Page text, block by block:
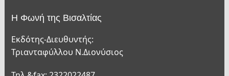
Η Φωνή της Βισαλτίας
Εκδότης-Διευθυντής:
Τριανταφύλλου Ν.Διονύσιος